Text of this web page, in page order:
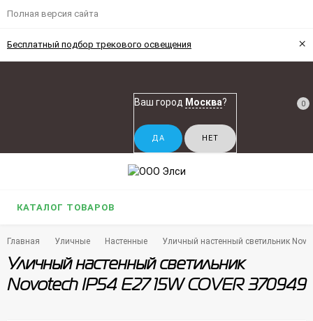
Полная версия сайта
Бесплатный подбор трекового освещения ×
Ваш город Москва? 0
КАТАЛОГ ТОВАРОВ
Главная Уличные Настенные Уличный настенный светильник
Уличный настенный светильник
Novotech IP54 E27 15W COVER 370949